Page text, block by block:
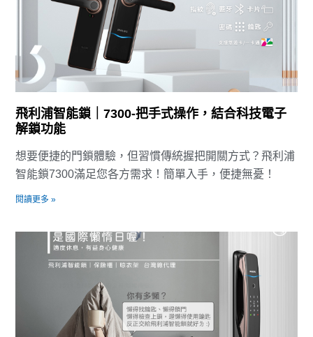
飛利浦智能鎖｜7300-把手式操作，結合科技電子
解鎖功能
想要便捷的門鎖體驗，但習慣傳統握把開關方式？飛利浦
智能鎖7300滿足您各方需求！簡單入手，便捷無憂！
閱讀更多 »